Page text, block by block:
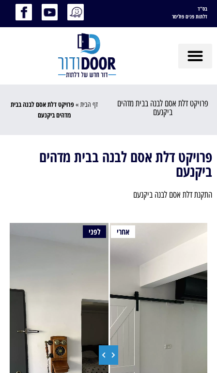
בס"ד
דלתות פנים פולימר
פרויקט דלת אסם לבנה בבית מדהים
ביקנעם
דף הבית »פרויקט דלת אסם לבנה בבית
מדהים ביקנעם
פרויקט דלת אסם לבנה בבית מדהים
ביקנעם
התקנת דלת אסם לבנה ביקנעם
לפני אחרי